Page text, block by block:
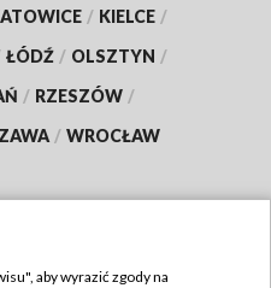
/ KIELCE /
ŁÓDŹ / OLSZTYN /
/ RZESZÓW /
/ WROCŁAW
aby wyrazić zgody na